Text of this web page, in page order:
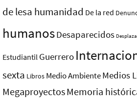
de lesa humanidad De la red
humanosDesaparecidos
Estudiantil Guerrero
sexta Libros Medio AmbienteMedios
MegaproyectosMemoria